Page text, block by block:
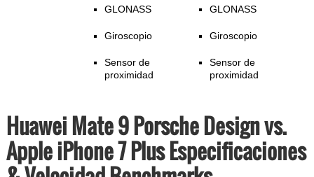
GLONASS
Giroscopio
Sensor de
proximidad
GLONASS
Giroscopio
Sensor de
proximidad
Huawei Mate 9 Porsche Design vs.
Apple iPhone 7 Plus Especificaciones